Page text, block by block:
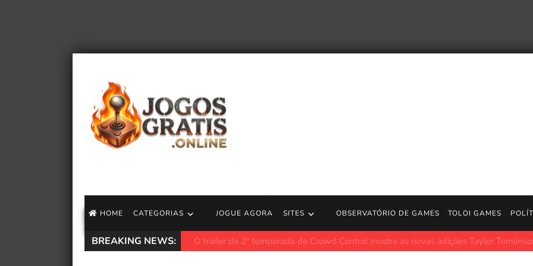
HOME CATEGORIAS JOGUE AGORA SITES OBSERVATÓRIO DE GAMES TOLOI GAMES
BREAKING NEWS: Crítica de Baki-dou The Invincible Samurai parte 2: o personagem mais interessante